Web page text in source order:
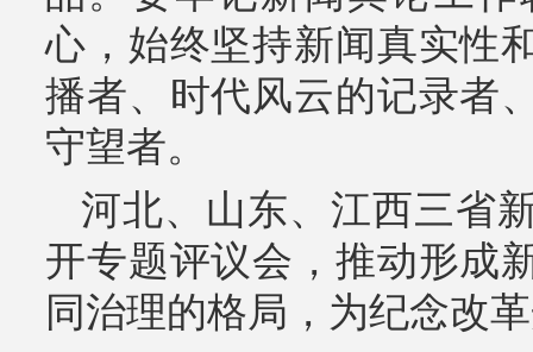
心，始终坚持新闻真实性
播者、时代风云的记录者
守望者。
河北、山东、江西三省
开专题评议会，推动形成
同治理的格局，为纪念改